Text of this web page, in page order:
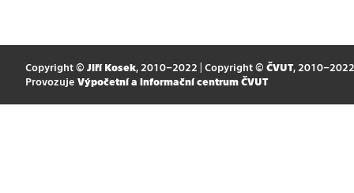
Copyright © Jiří Kosek, 2010–2022 | Copyright © ČVUT, 2010–2022
Provozuje Výpočetní a informační centrum ČVUT